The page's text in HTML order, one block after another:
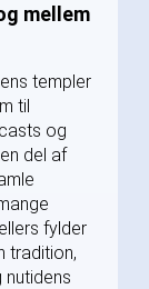
mellem
templer
til
og
del af
fylder
tradition,